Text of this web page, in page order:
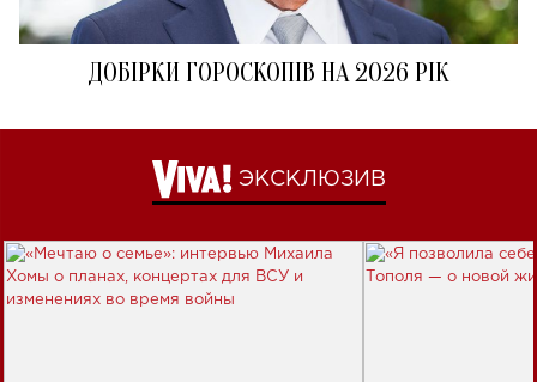
ДОБІРКИ ГОРОСКОПІВ НА 2026 РІК
ЭКСКЛЮЗИВ